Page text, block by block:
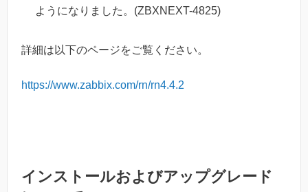
ようになりました。(ZBXNEXT-4825)
詳細は以下のページをご覧ください。
https://www.zabbix.com/rn/rn4.4.2
インストールおよびアップグレード